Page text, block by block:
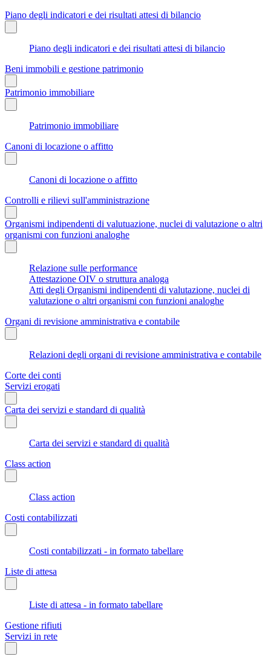
Piano degli indicatori e dei risultati attesi di bilancio
Piano degli indicatori e dei risultati attesi di bilancio
Beni immobili e gestione patrimonio
Patrimonio immobiliare
Patrimonio immobiliare
Canoni di locazione o affitto
Canoni di locazione o affitto
Controlli e rilievi sull'amministrazione
Organismi indipendenti di valutuazione, nuclei di valutazione o altri
organismi con funzioni analoghe
Relazione sulle performance
Attestazione OIV o struttura analoga
Atti degli Organismi indipendenti di valutazione, nuclei di
valutazione o altri organismi con funzioni analoghe
Organi di revisione amministrativa e contabile
Relazioni degli organi di revisione amministrativa e contabile
Corte dei conti
Servizi erogati
Carta dei servizi e standard di qualità
Carta dei servizi e standard di qualità
Class action
Class action
Costi contabilizzati
Costi contabilizzati - in formato tabellare
Liste di attesa
Liste di attesa - in formato tabellare
Gestione rifiuti
Servizi in rete